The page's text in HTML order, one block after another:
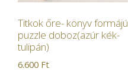
Titkok őre- könyv formájú
puzzle doboz(azúr kék-
tulipán)
6.600 Ft